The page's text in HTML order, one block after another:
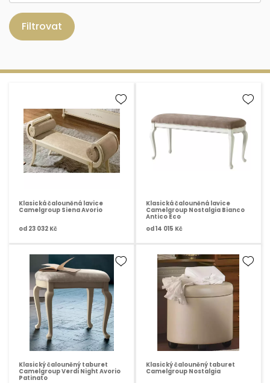
Filtrovat
Klasická čalouněná lavice
Camelgroup Siena Avorio
od 23 032 Kč
Klasická čalouněná lavice
Camelgroup Nostalgia Bianco
Antico Eco
od14 015 Kč
Klasický čalouněný taburet
Camelgroup Verdi Night Avorio
Patinato
Klasický čalouněný taburet
Camelgroup Nostalgia